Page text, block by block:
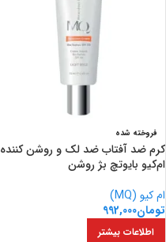
فروخته شده
کرم ضد آفتاب ضد لک و روشن کننده
ام‌کیو بایوتچ بژ روشن
ام کیو (MQ)
تومان992,000
اطلاعات بیشتر